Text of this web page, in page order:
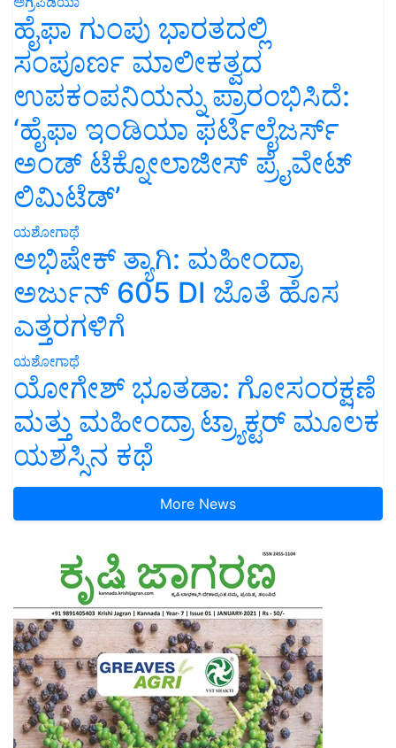
ಹೈಫಾ ಗುಂಪು ಭಾರತದಲ್ಲಿ
ಸಂಪೂರ್ಣ ಮಾಲೀಕತ್ವದ
ಉಪಕಂಪನಿಯನ್ನು ಪ್ರಾರಂಭಿಸಿದೆ:
‘ಹೈಫಾ ಇಂಡಿಯಾ ಫರ್ಟಿಲೈಜರ್ಸ್
ಅಂಡ್ ಟೆಕ್ನೋಲಾಜೀಸ್ ಪ್ರೈವೇಟ್
ಲಿಮಿಟೆಡ್’
ಯಶೋಗಾಥೆ
ಅಭಿಷೇಕ್ ತ್ಯಾಗಿ: ಮಹೀಂದ್ರಾ
ಅರ್ಜುನ್ 605 DI ಜೊತೆ ಹೊಸ
ಎತ್ತರಗಳಿಗೆ
ಯಶೋಗಾಥೆ
ಯೋಗೇಶ್ ಭೂತಡಾ: ಗೋಸಂರಕ್ಷಣೆ
ಮತ್ತು ಮಹೀಂದ್ರಾ ಟ್ರ್ಯಾಕ್ಟರ್ ಮೂಲಕ
ಯಶಸ್ಸಿನ ಕಥೆ
More News